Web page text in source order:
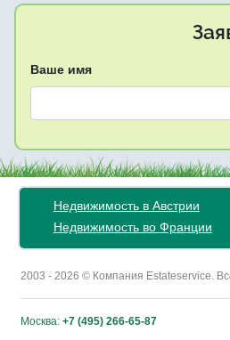
Ваше имя
Недвижимость в Австрии
Недвижимость во Франции
2003 - 2026 © Компания Estateservice.
Москва: +7 (495) 266-65-87